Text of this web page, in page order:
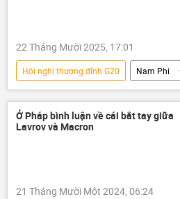
22 Tháng Mười 2025, 17:01
Hội nghị thượng đỉnh G20
Nam Phi
Thế giới
Chính trị
Nga
Vladimir Putin
Điện Kremlin
Dmitry Peskov
Ở Pháp bình luận về cái bắt tay giữa
Lavrov và Macron
21 Tháng Mười Một 2024, 06:24